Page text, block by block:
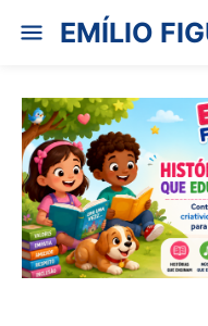
EMÍLIO